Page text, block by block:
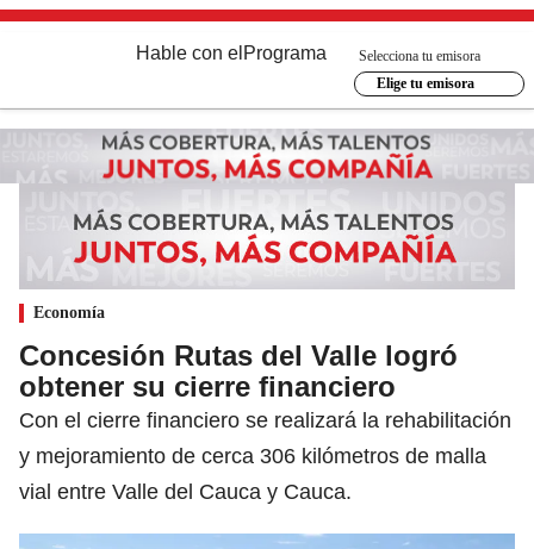
Hable con el Programa
Selecciona tu emisora
Elige tu emisora
Economía
Concesión Rutas del Valle logró
obtener su cierre financiero
Con el cierre financiero se realizará la rehabilitación
y mejoramiento de cerca 306 kilómetros de malla
vial entre Valle del Cauca y Cauca.